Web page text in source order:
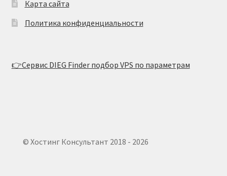
Карта сайта
Политика конфиденциальности
👉Сервис DIEG Finder подбор VPS по параметрам
© Хостинг Консультант 2018 - 2026